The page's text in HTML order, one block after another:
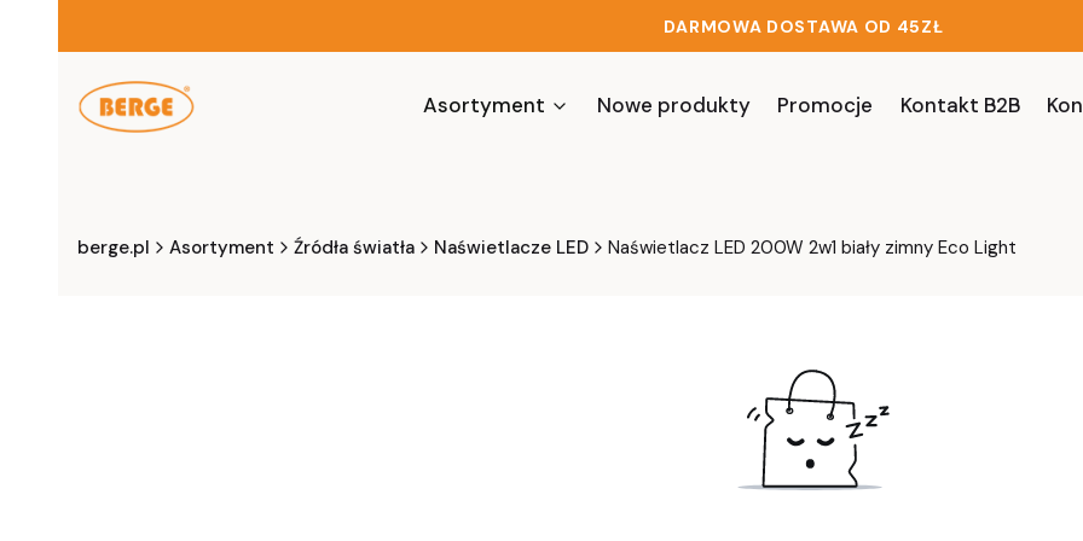
DARMOWA DOSTAWA OD 45ZŁ
Asortyment Nowe produkty Promocje Kontakt B2B
berge.pl Asortyment Źródła światła Naświetlacze LED Naświetlacz LED 200W 2w1 biały zimny Eco Light